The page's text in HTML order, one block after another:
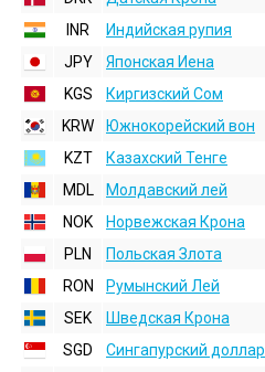
INR
Индийская pупия
JPY
Японская Иена
KGS
Киргизский Сом
KRW
Южнокорейский вон
KZT
Казахский Тенге
MDL
Молдавский лей
NOK
Норвежская Крона
PLN
Польская Злота
RON
Румынский Лей
SEK
Шведская Крона
SGD
Сингапурский доллар